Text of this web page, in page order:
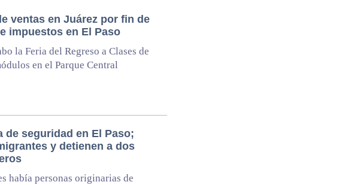
ventas en Juárez por fin de
impuestos en El Paso
la Feria del Regreso a Clases de
en el Parque Central
de seguridad en El Paso;
y detienen a dos
había personas originarias de